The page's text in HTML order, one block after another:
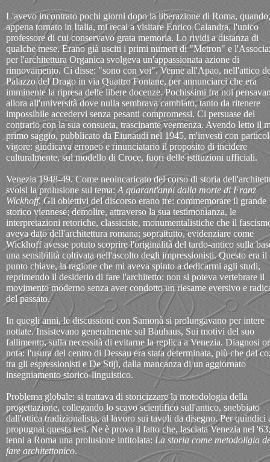
L'avevo incontrato pochi giorni dopo la liberazione di Roma, quando,
appena tornato in Italia, mi recai a visitare Enrico Calandra, l'unico
professore di cui conservavo grata memoria. Lo rividi a distanza di
qualche mese. Erano già usciti i primi numeri di "Metron" e
per l'architettura Organica svolgeva un'appassionata azione di
rinnovamento. Ci disse: "sono con voi". Venne all'Apao, nell'attico
Palazzo del Drago in via Quattro Fontane, per annunciarci che era
imminente la ripresa delle libere docenze. Pochissimi fra noi
allora all'università dove nulla sembrava cambiato, tanto da ritenere
impossibile accedervi senza pesanti compromessi. Ci persuase del
contrario con la sua consueta, trascinante veemenza. Avendo letto il
primo saggio, pubblicato da Eiunaudi nel 1945, m'investì con
vigore: giudicava erroneo e rinunciatario il proposito di incidere
culturalmente, sul modello di Croce, fuori delle istituzioni ufficiali.
Venezia 1948-49. Come neoincaricato del corso di storia
svolsi la prolusione sul tema: A quarant'anni dalla morte di Franz
Wickhoff. Gli obiettivi del discorso erano tre: commemorare il grande
storico viennese; demolire, attraverso la sua testimonianza, le
interpretazioni retoriche, classiciste, monumentalistiche che il
aveva dato dell'architettura romana; soprattutto, evidenziare come
Wickhoff avesse potuto scoprire l'originalità del tardo-antico sulla
una sensibilità coltivata nell'ascolto degli impressionisti. Questo era il
punto chiave, la ragione che mi aveva spinto a dedicarmi agli studi,
reprimendo il desiderio di fare l'architetto: non si poteva vertebrare il
movimento moderno senza aver condotto un riesame eversivo e
del passato.
In quegli anni, le discussioni con Samonà si prolungavano per intere
nottate. Insistevano generalmente sul Bauhaus, Sui motivi del suo
fallimento, sulla necessità di evitarne la replica a Venezia. Diagnosi
nota: l'usura del centro di Dessau era stata determinata, più che dal
tra gli espressionisti e De Stijl, dalla mancanza di un aggiornato
insegniamento storico-linguistico.
Problema globale: si trattava di storicizzare la motodologia della
progettazione, collegando lo scavo scientifico sull'antico, snebbiato
dall'ottica tradizionalista, al lavoro sui tavoli da disegno. Per quindici
propugnai questa tesi. Ne è prova il fatto che, lasciata Venezia nel '63,
tenni a Roma una prolusione intitolata:La storia come metodoligia
fare architettonico.